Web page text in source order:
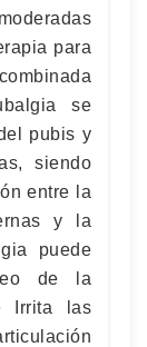
para
se
pubis y
siendo
entre la
y la
puede
de la
Irrita las